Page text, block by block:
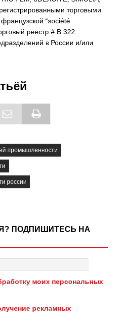
торговыми
“société
реестр # B 322
в России и/или
промышленности
россии
ПОДПИШИТЕСЬ НА
моих персональных
рекламных